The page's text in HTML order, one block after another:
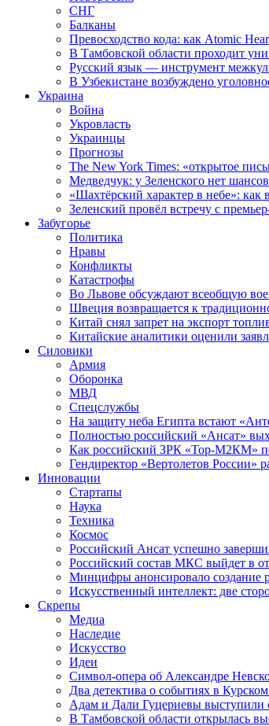
СНГ
Балканы
Превосходство кода: как Atomic
В Тамбовской области проходит
Русский язык — инструмент
В Узбекистане возбуждено
Украина
Война
Укровласть
Украинцы
Прогнозы
The New York Times: «открытое
Медведчук: у Зеленского нет
«Шахтёрский характер в небе»: как
Зеленский провёл встречу с
Забугорье
Политика
Нравы
Конфликты
Катастрофы
Во Львове обсуждают всеобщую
Швеция возвращается к
Китай снял запрет на экспорт
Китайские аналитики оценили
Силовики
Армия
Оборонка
МВД
Спецслужбы
На защиту неба Египта встают
Полностью российский «Ансат»
Как российский ЗРК «Тор-М2КМ»
Гендиректор «Вертолетов России»
Инновации
Стартапы
Наука
Техника
Космос
Российский Ансат успешно
Российский состав МКС выйдет в
Минцифры анонсировало создание
Искусственный интеллект: две
Скрепы
Медиа
Наследие
Искусство
Идеи
Символ-опера об Александре
Два детектива о событиях в
Адам и Дали Гуцериевы выступили
В Тамбовской области открылась